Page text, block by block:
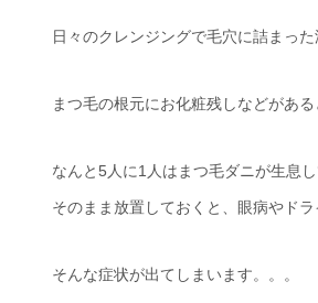
日々のクレンジングで毛穴に詰まっ
まつ毛の根元にお化粧残しなどがあ
なんと5人に1人はまつ毛ダニが生息
そのまま放置しておくと、眼病やド
そんな症状が出てしまいます。。。